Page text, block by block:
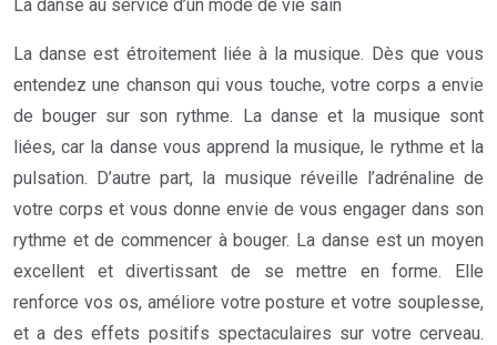
La danse au service d’un mode de vie sain
La danse est étroitement liée à la musique. Dès que vous
entendez une chanson qui vous touche, votre corps a envie
de bouger sur son rythme. La danse et la musique sont
liées, car la danse vous apprend la musique, le rythme et la
pulsation. D’autre part, la musique réveille l’adrénaline de
votre corps et vous donne envie de vous engager dans son
rythme et de commencer à bouger. La danse est un moyen
excellent et divertissant de se mettre en forme. Elle
renforce vos os, améliore votre posture et votre souplesse,
et a des effets positifs spectaculaires sur votre cerveau.